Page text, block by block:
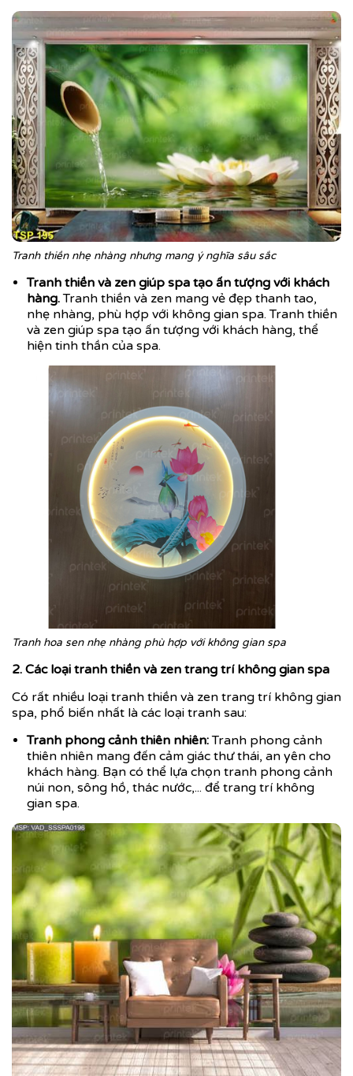
Tranh thiền nhẹ nhàng nhưng mang ý nghĩa sâu sắc
Tranh thiền và zen giúp spa tạo ấn tượng với khách
hàng.Tranh thiền và zen mang vẻ đẹp thanh tao,
nhẹ nhàng, phù hợp với không gian spa. Tranh thiền
và zen giúp spa tạo ấn tượng với khách hàng, thể
hiện tinh thần của spa.
Tranh hoa sen nhẹ nhàng phù hợp với không gian spa
2. Các loại tranh thiền và zen trang trí không gian spa
Có rất nhiều loại tranh thiền và zen trang trí không gian
spa, phổ biến nhất là các loại tranh sau:
Tranh phong cảnh thiên nhiên:Tranh phong cảnh
thiên nhiên mang đến cảm giác thư thái, an yên cho
khách hàng. Bạn có thể lựa chọn tranh phong cảnh
núi non, sông hồ, thác nước,... để trang trí không
gian spa.